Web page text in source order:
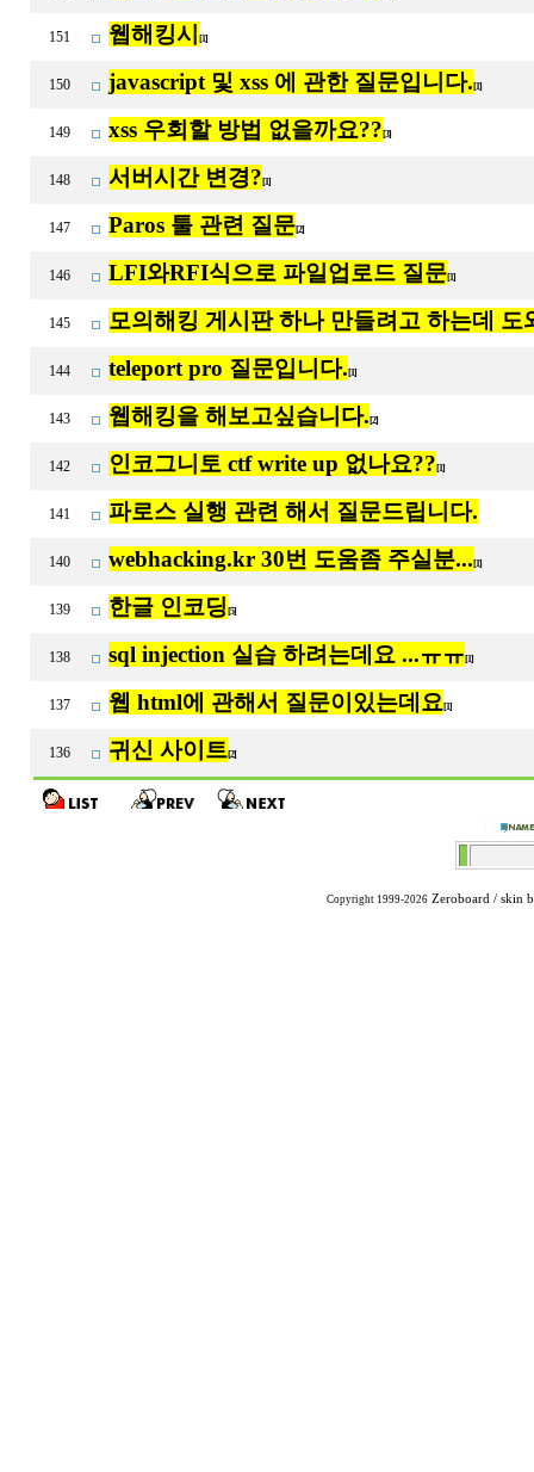
151 웹해킹시 [1]
150 javascript 및 xss 에 관한 질문입니다. [1]
149 xss 우회할 방법 없을까요?? [3]
148 서버시간 변경? [1]
147 Paros 툴 관련 질문[2]
146 LFI와RFI식으로 파일업로드 질문[1]
145 모의해킹 게시판 하나 만들려고 하는데 도
144 teleport pro 질문입니다. [1]
143 웹해킹을 해보고싶습니다. [2]
142 인코그니토 ctf write up 없나요?? [1]
141 파로스 실행 관련 해서 질문드립니다.
140 webhacking.kr 30번 도움좀 주실분... [1]
139 한글 인코딩 [5]
138 sql injection 실습 하려는데요 ...ㅠㅠ [1]
137 웹 html에 관해서 질문이있는데요[1]
136 귀신 사이트[2]
Copyright 1999-2026 Zeroboard / skin